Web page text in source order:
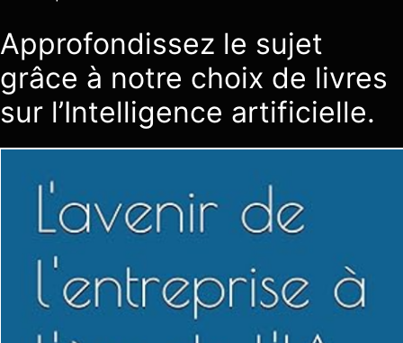
Approfondissez le sujet
grâce à notre choix de livres
sur l’Intelligence artificielle.